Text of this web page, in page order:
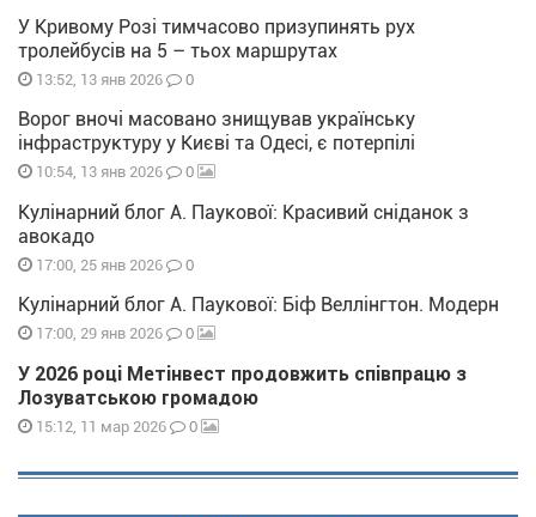
У Кривому Розі тимчасово призупинять рух
тролейбусів на 5 – тьох маршрутах
13:52, 13 янв 2026 0
Ворог вночі масовано знищував українську
інфраструктуру у Києві та Одесі, є потерпілі
10:54, 13 янв 2026 0
Кулінарний блог А. Паукової: Красивий сніданок з
авокадо
17:00, 25 янв 2026 0
Кулінарний блог А. Паукової: Біф Веллінгтон. Модерн
17:00, 29 янв 2026 0
У 2026 році Метінвест продовжить співпрацю з
Лозуватською громадою
15:12, 11 мар 2026 0